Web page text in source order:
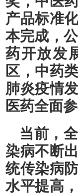
产品标准
本完成，
药开放发
区，中药
肺炎疫情
医药全面
当前，
染病不断
统传染病
水平提高